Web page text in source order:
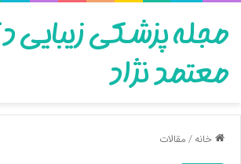
مجله پزشکی زیبایی
معتمد نژاد
خانه/مقالات